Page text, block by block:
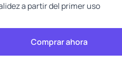
a partir del primer uso
Comprar ahora